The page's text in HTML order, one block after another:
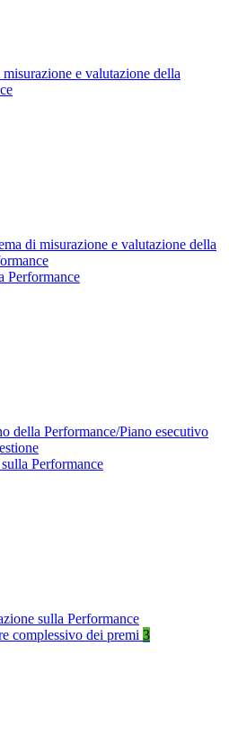
misurazione e valutazione della
di misurazione e valutazione della
Performance
della Performance/Piano esecutivo
Performance
sulla Performance
complessivo dei premi 3